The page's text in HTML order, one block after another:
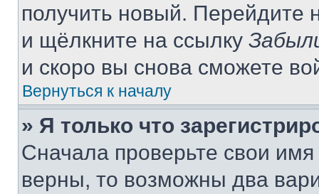
получить новый. Перейдите
и щёлкните на ссылку
и скоро вы снова сможете
Вернуться к началу
» Я только что
Сначала проверьте свои
верны, то возможны два